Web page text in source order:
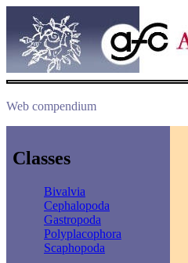
Web compendium
Classes
Bivalvia
Cephalopoda
Gastropoda
Polyplacophora
Scaphopoda